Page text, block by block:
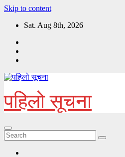
Skip to content
Sat. Aug 8th, 2026
पहिलो सूचना